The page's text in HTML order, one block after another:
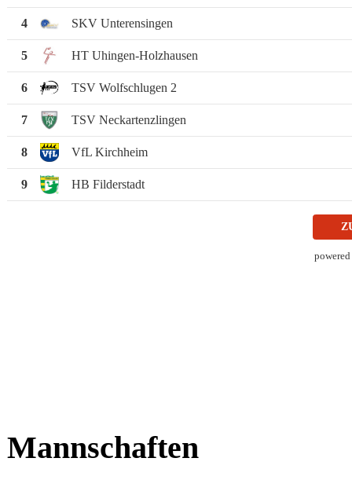
4 SKV Unterensingen
5 HT Uhingen-Holzhausen
6 TSV Wolfschlugen 2
7 TSV Neckartenzlingen
8 VfL Kirchheim
9 HB Filderstadt
Mannschaften